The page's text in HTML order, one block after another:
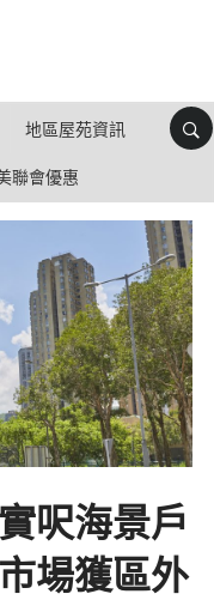
地區屋苑資訊
聯會優惠
呎海景戶
場獲區外